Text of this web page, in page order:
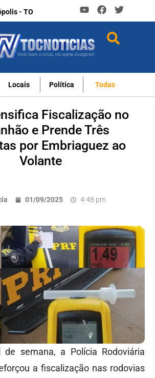
- TO
Locais Política Todas
Fiscalização no
e Prende Três
por Embriaguez ao
Volante
01/09/2025 4:48 pm
semana, a Polícia Rodoviária
a fiscalização nas rodovias